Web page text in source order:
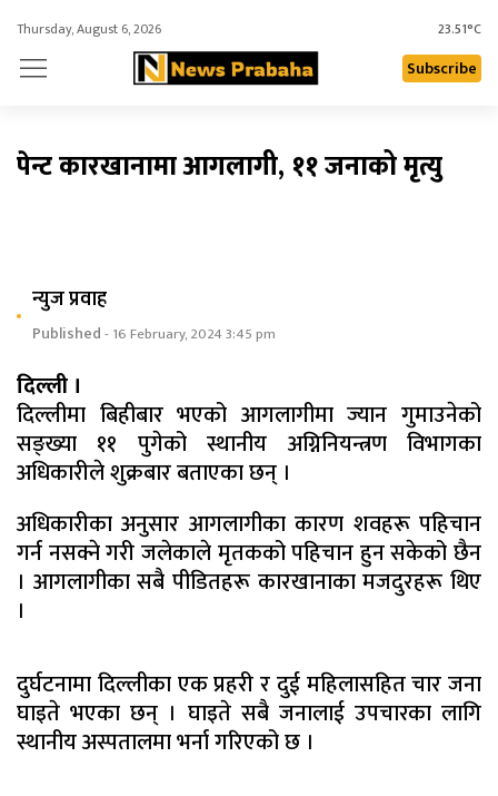
Thursday, August 6, 2026 23.51°C
Subscribe
पेन्ट कारखानामा आगलागी, ११ जनाको मृत्यु
न्युज प्रवाह
Published- 16 February, 2024 3:45 pm
दिल्ली ।
दिल्लीमा बिहीबार भएको आगलागीमा ज्यान गुमाउनेको
सङ्ख्या ११ पुगेको स्थानीय अग्निनियन्त्रण विभागका
अधिकारीले शुक्रबार बताएका छन् ।
अधिकारीका अनुसार आगलागीका कारण शवहरू पहिचान
गर्न नसक्ने गरी जलेकाले मृतकको पहिचान हुन सकेको छैन
। आगलागीका सबै पीडितहरू कारखानाका मजदुरहरू थिए
।
दुर्घटनामा दिल्लीका एक प्रहरी र दुई महिलासहित चार जना
घाइते भएका छन् । घाइते सबै जनालाई उपचारका लागि
स्थानीय अस्पतालमा भर्ना गरिएको छ ।